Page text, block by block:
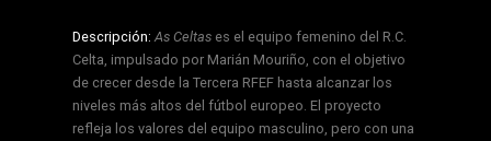
Descripción: As Celtas es el equipo femenino del R.C.
Celta, impulsado por Marián Mouriño, con el objetivo
de crecer desde la Tercera RFEF hasta alcanzar los
niveles más altos del fútbol europeo. El proyecto
refleja los valores del equipo masculino, pero con una